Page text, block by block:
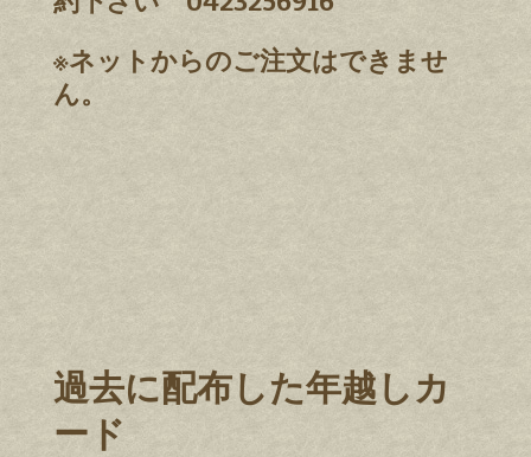
※ネットからのご注文はできませ
ん。
過去に配布した年越しカ
ード